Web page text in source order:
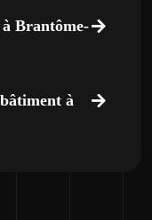
Brantôme-
à